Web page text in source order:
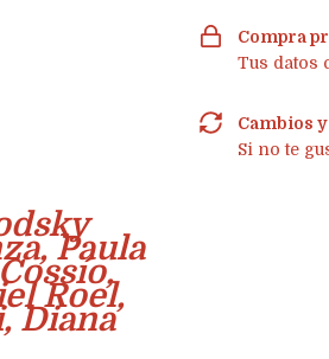
Paula
Roel,
Diana
Compra
Tus datos
Cambios
Si no te